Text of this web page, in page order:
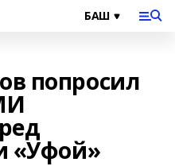
попросил
«Уфой»